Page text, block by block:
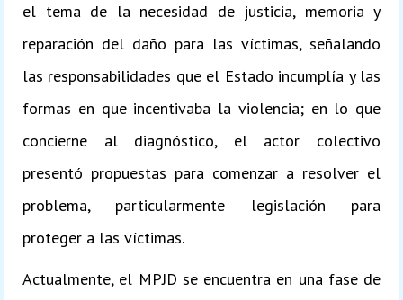
el tema de la necesidad de justicia, memoria y
reparación del daño para las víctimas, señalando
las responsabilidades que el Estado incumplía y las
formas en que incentivaba la violencia; en lo que
concierne al diagnóstico, el actor colectivo
presentó propuestas para comenzar a resolver el
problema, particularmente legislación para
proteger a las víctimas.
Actualmente, el MPJD se encuentra en una fase de